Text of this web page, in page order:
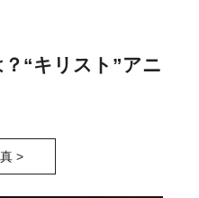
“キリスト”アニ
>